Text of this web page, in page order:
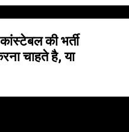
की भर्ती
चाहते है, या